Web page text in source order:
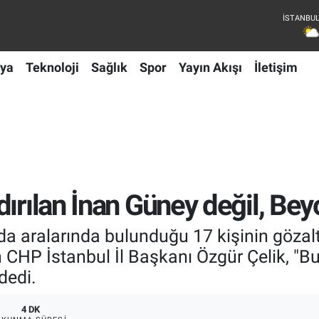
Teknoloji Sağlık Spor Yayın Akışı İletişim
İnan Güney değil,
aralarında bulunduğu 17 kişinin
İstanbul İl Başkanı Özgür Çelik,
4 DK